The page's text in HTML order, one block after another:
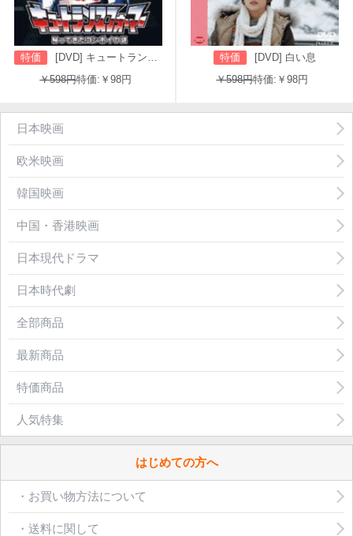
特価
[DVD] キュートランスフォーマー 帰ってきたコンボイの謎
￥598円特価:￥98円
特価
[DVD] 白い息
￥598円特価:￥98円
日本映画
欧米映画
韓国映画
中国・香港映画
日本現代ドラマ
日本時代劇
全部商品
最新商品
特価商品
人気特集
はじめての方へ
・お買い物方法について
・送料に関して